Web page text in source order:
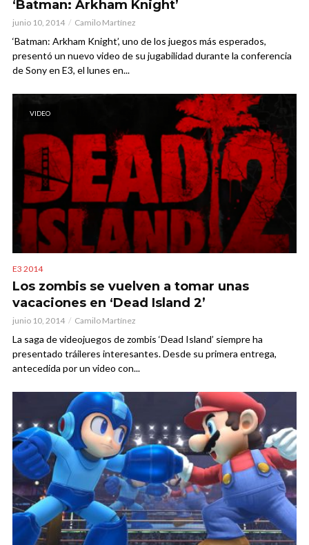
‘Batman: Arkham Knight’
junio 10, 2014 Camilo Martínez
‘Batman: Arkham Knight’, uno de los juegos más esperados,
presentó un nuevo video de su jugabilidad durante la conferencia
de Sony en E3, el lunes en...
VIDEO
E3 2014
Los zombis se vuelven a tomar unas
vacaciones en ‘Dead Island 2’
junio 10, 2014 Camilo Martínez
La saga de videojuegos de zombis ‘Dead Island’ siempre ha
presentado tráileres interesantes. Desde su primera entrega,
antecedida por un video con...